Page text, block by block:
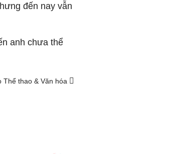
đến nay vẫn
anh chưa thể
Thể thao & Văn hóa